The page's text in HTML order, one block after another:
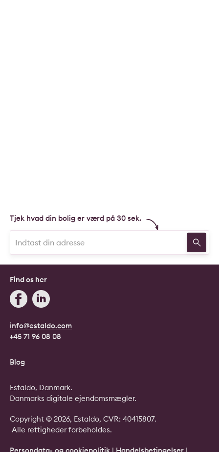
Tjek hvad din bolig er værd på 30 sek.
info@estaldo.com
+45 71 96 08 08
Find os her
Blog
Copyright © 2026, Estaldo, CVR: 40415807.
Alle rettigheder forbeholdes.
Persondata- og cookiepolitik | Handelsbetingelser |
Estaldo, Danmark.
Danmarks digitale ejendomsmægler.